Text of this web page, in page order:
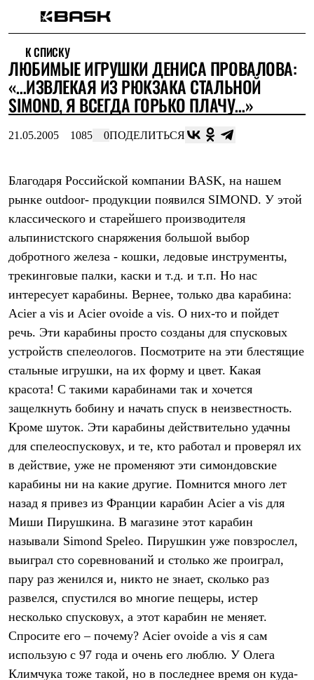
Интернет-магазин
Мужская одежда
Утепленная пухом
Куртки
Брюки
Комбинезоны
Штормовая одежда
Куртки
Софтшелл одежда
Куртки
Брюки
Флисовая одежда
Куртки
Брюки
Жилеты
Термобелье
Теплое термобелье
Среднее термобелье
Легкое термобелье
Лёгкая одежда
Футболки
Рубашки
Толстовки
Брюки
Женская одежда
Утепленная пухом
Куртки
Брюки
Жилеты
Утепленная синтетикой
Брюки
Штормовая одежда
Софтшелл одежда
Куртки
Брюки
Рубашки
Футболки
Толстовки
К СПИСКУ
ЛЮБИМЫЕ ИГРУШКИ ДЕНИСА ПРОВАЛОВA:
«…ИЗВЛЕКАЯ ИЗ РЮКЗАКА СТАЛЬНОЙ
SIMOND, Я ВСЕГДА ГОРЬКО ПЛАЧУ…»
21.05.2005 1085 0ПОДЕЛИТЬСЯ
Благодаря Российской компании BASK, на нашем
рынке outdoor- продукции появился SIMOND. У этой
классического и старейшего производителя
альпинистского снаряжения большой выбор
добротного железа - кошки, ледовые инструменты,
трекинговые палки, каски и т.д. и т.п. Но нас
интересует карабины. Вернее, только два карабина:
Acier a vis и Acier ovoide a vis. О них-то и пойдет
речь. Эти карабины просто созданы для спусковых
устройств спелеологов. Посмотрите на эти блестящие
стальные игрушки, на их форму и цвет. Какая
красота! С такими карабинами так и хочется
защелкнуть бобину и начать спуск в неизвестность.
Кроме шуток. Эти карабины действительно удачны
для спелеоспусковух, и те, кто работал и проверял их
в действие, уже не променяют эти симондовские
карабины ни на какие другие. Помнится много лет
назад я привез из Франции карабин Acier a vis для
Миши Пирушкина. В магазине этот карабин
называли Simond Speleo. Пирушкин уже повзрослел,
выиграл сто соревнований и столько же проиграл,
пару раз женился и, никто не знает, сколько раз
развелся, спустился во многие пещеры, истер
несколько спусковух, а этот карабин не меняет.
Спросите его – почему? Acier ovoide a vis я сам
использую с 97 года и очень его люблю. У Олега
Климчука тоже такой, но в последнее время он куда-